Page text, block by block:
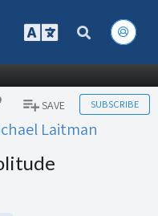
SAVE SUBSCRIBE
Laitman